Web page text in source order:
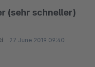
(sehr schneller)
27 June 2019 09:40